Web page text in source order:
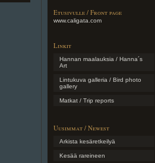
Etusivulle / Front page
www.caligata.com
Linkit
Hannan maalauksia / Hanna´s
Art
Lintukuva galleria / Bird photo
gallery
Matkat / Trip reports
Uusimmat / Newest
Arkista kesäretkeilyä
Kesää rareineen